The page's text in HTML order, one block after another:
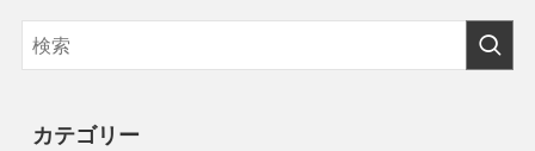
カテゴリー